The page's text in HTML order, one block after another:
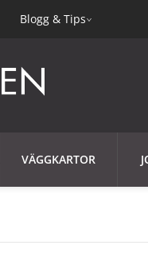
Blogg & Tips
VÄGGKARTOR